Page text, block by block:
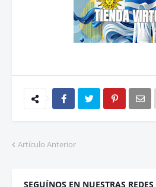
Artículo Anterior
SEGUÍNOS EN NUESTRAS REDES